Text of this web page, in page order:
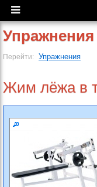
Упражнения
Перейти: Упражнения
Жим лёжа в